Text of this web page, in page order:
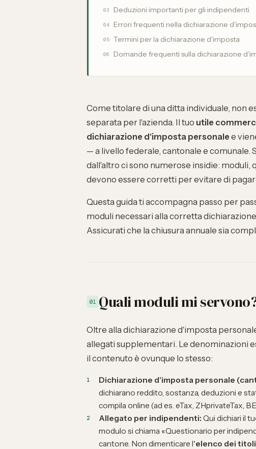
03 Deduzioni importanti per gli indipendenti
04 Errori frequenti nella dichiarazione
05 Termini per la dichiarazione d'imposta
06 Domande frequenti sulla dichiarazione
Come titolare di una ditta individuale, non
separata per l'azienda. Il tuo utile
dichiarazione d'imposta personalee
— a livello federale, cantonale e comunale.
dall'altro ci sono numerose insidie:
devono essere corretti per evitare di
Questa guida ti accompagna passo per
moduli necessari alla corretta
Assicurati che lachiusura annuale sia
01 Quali moduli mi
Oltre alla dichiarazione d'imposta
allegati supplementari. Le denominazioni
il contenuto è ovunque lo stesso:
Dichiarazione d'imposta personale
dichiarano reddito, sostanza, deduzioni e
compila online (ad es. eTax, ZHprivateTax,
Allegato per indipendenti: Qui dichiari il
modulo si chiama «Questionario per
cantone. Non dimenticare l'elenco dei titoli